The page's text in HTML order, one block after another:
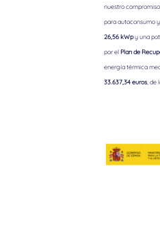
nuestro
para autoconsumo
26,56 kWpy una
por elPlan de
energía térmica
33.637,34 euros, de